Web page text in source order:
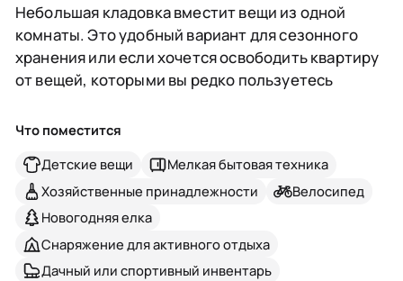
Небольшая кладовка вместит вещи из одной
комнаты. Это удобный вариант для сезонного
хранения или если хочется освободить квартиру
от вещей, которыми вы редко пользуетесь
Что поместится
Детские вещи
Мелкая бытовая техника
Хозяйственные принадлежности
Велосипед
Новогодняя елка
Снаряжение для активного отдыха
Дачный или спортивный инвентарь